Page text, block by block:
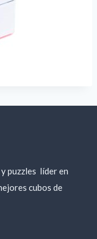
puzzles líder en
cubos de